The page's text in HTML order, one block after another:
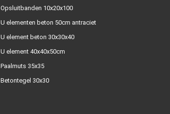
Opsluitbanden 10x20x100
U elementen beton 50cm antraciet
U element beton 30x30x40
U element 40x40x50cm
Paalmuts 35x35
Betontegel 30x30